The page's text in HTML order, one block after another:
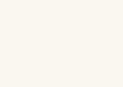
G/K/D/WHT/G/K/D/WHT/G/K/D/WHT/